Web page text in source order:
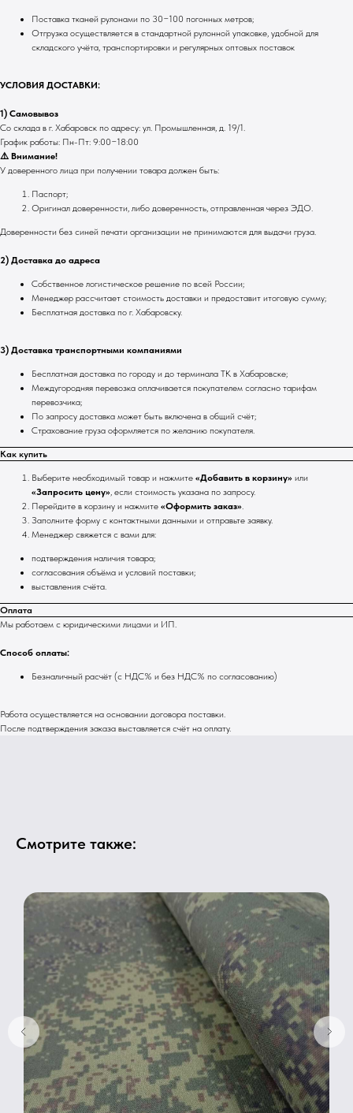
Поставка тканей рулонами по 30−100 погонных метров;
Отгрузка осуществляется в стандартной рулонной упаковке, удобной для
складского учёта, транспортировки и регулярных оптовых поставок
УСЛОВИЯ ДОСТАВКИ:
1) Самовывоз
Со склада в г. Хабаровск по адресу: ул. Промышленная, д. 19/1.
График работы: Пн-Пт: 9:00−18:00
⚠️ Внимание!
У доверенного лица при получении товара должен быть:
Паспорт;
Оригинал доверенности, либо доверенность, отправленная через ЭДО.
Доверенности без синей печати организации не принимаются для выдачи груза.
2) Доставка до адреса
Собственное логистическое решение по всей России;
Менеджер рассчитает стоимость доставки и предоставит итоговую сумму;
Бесплатная доставка по г. Хабаровску.
3) Доставка транспортными компаниями
Бесплатная доставка по городу и до терминала ТК в Хабаровске;
Междугородняя перевозка оплачивается покупателем согласно тарифам
перевозчика;
По запросу доставка может быть включена в общий счёт;
Страхование груза оформляется по желанию покупателя.
Как купить
Выберите необходимый товар и нажмите «Добавить в корзину» или
«Запросить цену», если стоимость указана по запросу.
Перейдите в корзину и нажмите «Оформить заказ».
Заполните форму с контактными данными и отправьте заявку.
Менеджер свяжется с вами для:
подтверждения наличия товара;
согласования объёма и условий поставки;
выставления счёта.
Оплата
Мы работаем с юридическими лицами и ИП.
Способ оплаты:
Безналичный расчёт (с НДС% и без НДС% по согласованию)
Работа осуществляется на основании договора поставки.
После подтверждения заказа выставляется счёт на оплату.
Смотрите также: